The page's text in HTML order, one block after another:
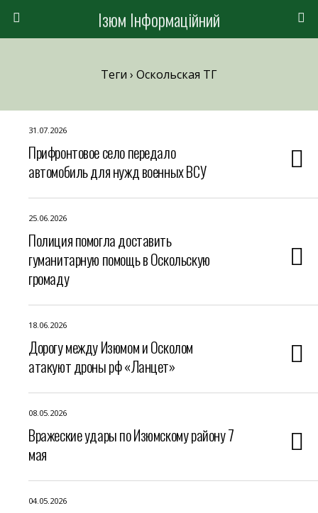
Ізюм Інформаційний
Теги › Оскольская ТГ
31.07.2026
Прифронтовое село передало
автомобиль для нужд военных ВСУ
25.06.2026
Полиция помогла доставить
гуманитарную помощь в Оскольскую
громаду
18.06.2026
Дорогу между Изюмом и Осколом
атакуют дроны рф «Ланцет»
08.05.2026
Вражеские удары по Изюмскому району 7
мая
04.05.2026